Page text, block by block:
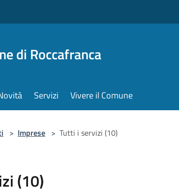
di Roccafranca
Servizi Vivere il Comune
> Imprese > Tutti i servizi (10)
(10)